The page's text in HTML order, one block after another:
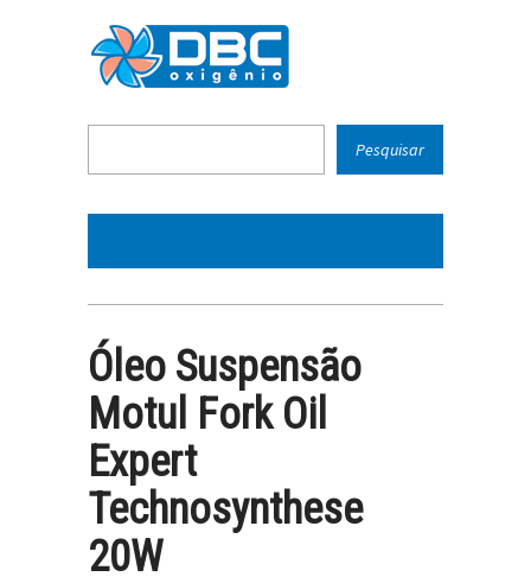
Óleo Suspensão
Motul Fork Oil
Expert
Technosynthese
20W